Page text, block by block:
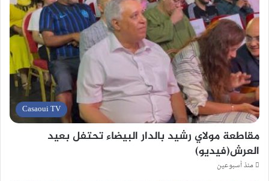
Casaoui TV
مقاطعة مولاي رشيد بالدار البيضاء تحتفل بعيد
العرش(فيديو)
منذ أسبوعين